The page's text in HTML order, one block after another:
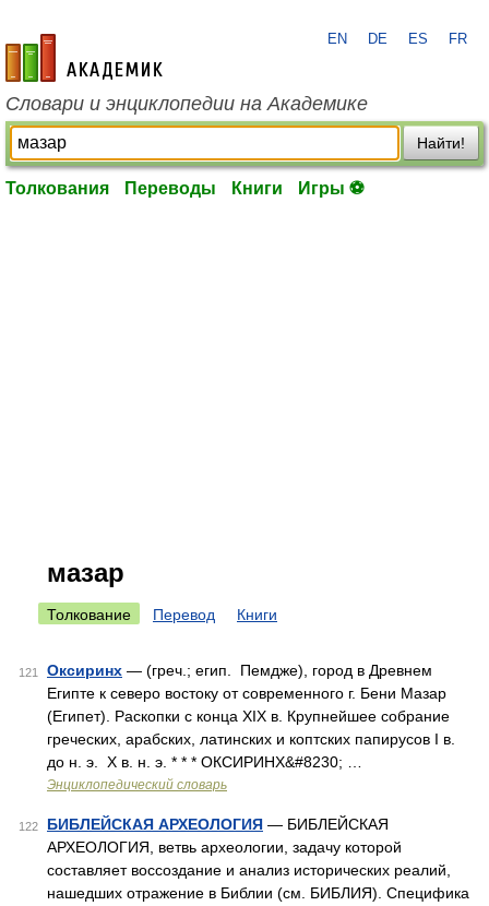
academic.ru
EN DE ES FR
Словари и энциклопедии на Академике
Найти!
Толкования Переводы Книги Игры ⚽
мазар
Толкование Перевод Книги
121 Оксиринх — (греч.; егип. Пемдже), город в Древнем
Египте к северо востоку от современного г. Бени Мазар
(Египет). Раскопки с конца XIX в. Крупнейшее собрание
греческих, арабских, латинских и коптских папирусов I в.
до н. э. X в. н. э. * * * ОКСИРИНХ&#8230; …
Энциклопедический словарь
122 БИБЛЕЙСКАЯ АРХЕОЛОГИЯ — БИБЛЕЙСКАЯ
АРХЕОЛОГИЯ, ветвь археологии, задачу которой
составляет воссоздание и анализ исторических реалий,
нашедших отражение в Библии (см. БИБЛИЯ). Специфика